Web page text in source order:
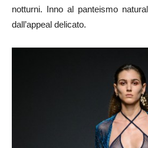
notturni. Inno al panteismo
dall’appeal delicato.